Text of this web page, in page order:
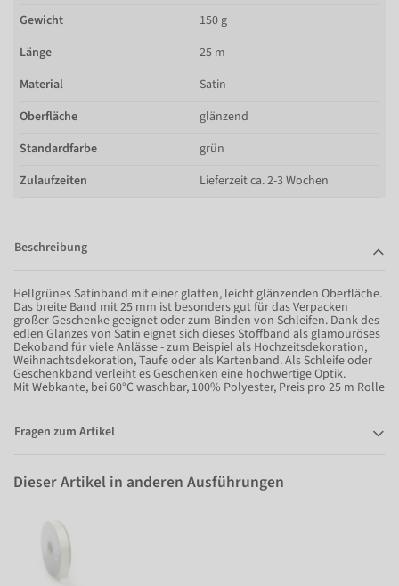
Gewicht
150 g
Länge
25 m
Material
Satin
Oberfläche
glänzend
Standardfarbe
grün
Zulaufzeiten
Lieferzeit ca. 2-3 Wochen
Beschreibung
Hellgrünes Satinband mit einer glatten, leicht glänzenden Oberfläche.
Das breite Band mit 25 mm ist besonders gut für das Verpacken
großer Geschenke geeignet oder zum Binden von Schleifen. Dank des
edlen Glanzes von Satin eignet sich dieses Stoffband als glamouröses
Dekoband für viele Anlässe - zum Beispiel als Hochzeitsdekoration,
Weihnachtsdekoration, Taufe oder als Kartenband. Als Schleife oder
Geschenkband verleiht es Geschenken eine hochwertige Optik.
Mit Webkante, bei 60°C waschbar, 100% Polyester, Preis pro 25 m Rolle
Fragen zum Artikel
Dieser Artikel in anderen Ausführungen